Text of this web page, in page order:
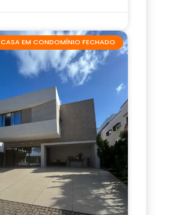
CASA EM CONDOMÍNIO FECHADO